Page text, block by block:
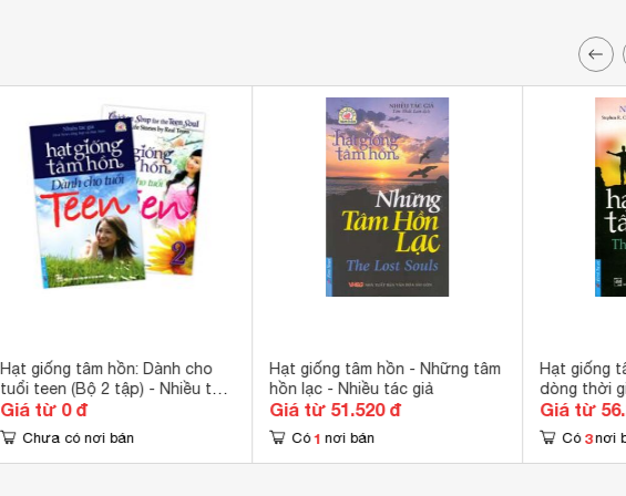
Hạt giống tâm hồn: Dành cho
tuổi teen (Bộ 2 tập) - Nhiều tác
giả
Giá từ 0 đ
Chưa có nơi bán
Hạt giống tâm hồn - Những tâm
hồn lạc - Nhiều tác giả
Giá từ 51.520 đ
Có 1 nơi bán
Hạt giống
dòng thời
Giá từ
Có 3 nơi